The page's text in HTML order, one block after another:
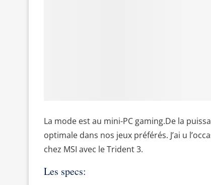
La mode est au mini-PC gaming.De la
optimale dans nos jeux préférés. J’ai u
chez MSI avec le Trident 3.
Les specs: